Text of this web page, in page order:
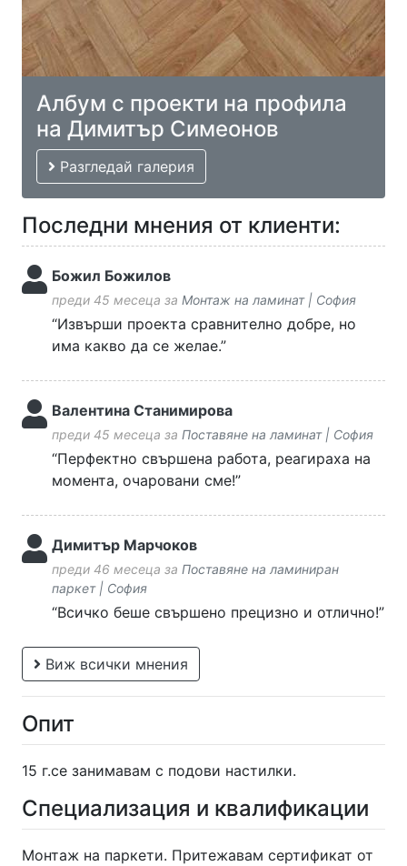
Албум с проекти на профила
на Димитър Симеонов
Разгледай галерия
Последни мнения от клиенти:
Божил Божилов
преди 45 месеца заМонтаж на ламинат | София
“Извърши проекта сравнително добре, но
има какво да се желае.”
Валентина Станимирова
преди 45 месеца заПоставяне на ламинат | София
“Перфектно свършена работа, реагираха на
момента, очаровани сме!”
Димитър Марчоков
преди 46 месеца заПоставяне на ламиниран
паркет | София
“Всичко беше свършено прецизно и отлично!”
Виж всички мнения
Опит
15 г.се занимавам с подови настилки.
Специализация и квалификации
Монтаж на паркети. Притежавам сертификат от